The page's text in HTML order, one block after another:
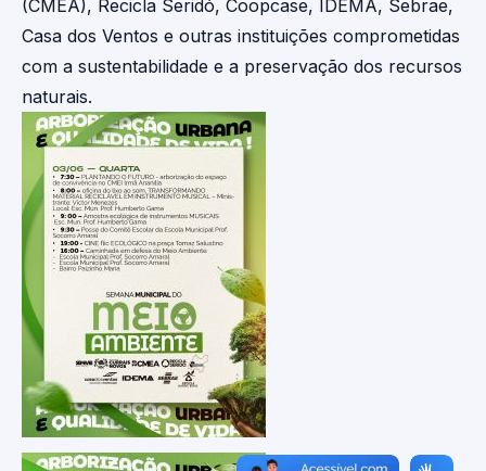
(CMEA), Recicla Seridó, Coopcase, IDEMA, Sebrae,
Casa dos Ventos e outras instituições comprometidas
com a sustentabilidade e a preservação dos recursos
naturais.